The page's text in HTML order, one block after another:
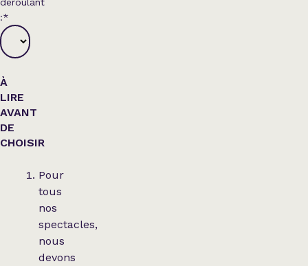
:*
À
LIRE
AVANT
DE
CHOISIR
Pour
tous
nos
spectacles,
nous
devons